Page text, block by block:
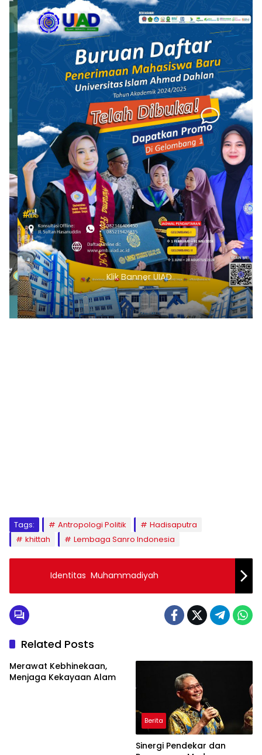
Klik Banner UIAD
Tags: Antropologi Politik
Hadisaputra
khittah
Lembaga Sanro Indonesia
Identitas Muhammadiyah
Related Posts
Merawat Kebhinekaan,
Menjaga Kekayaan Alam
Berita
Sinergi Pendekar dan